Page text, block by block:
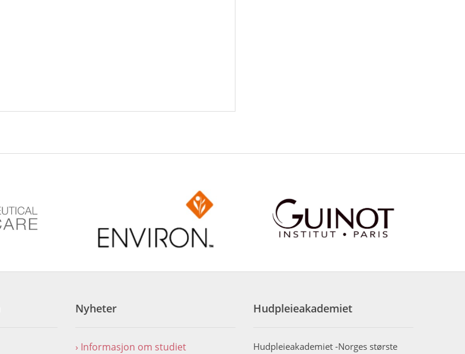
Nyheter
Informasjon om studiet
Hudpleieakademiet
Hudpleieakademiet -Norges største